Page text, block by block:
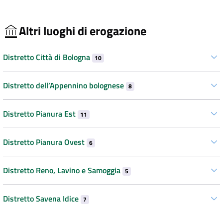
Altri luoghi di erogazione
Distretto Città di Bologna 10
Distretto dell’Appennino bolognese 8
Distretto Pianura Est 11
Distretto Pianura Ovest 6
Distretto Reno, Lavino e Samoggia 5
Distretto Savena Idice 7